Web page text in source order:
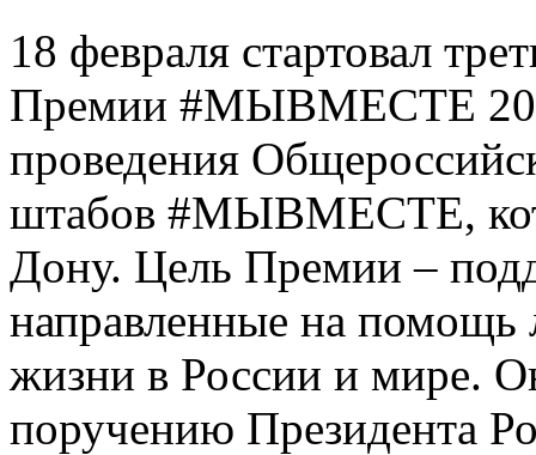
18 февраля стартовал
Премии #МЫВМЕСТЕ
проведения
штабов #МЫВМЕСТЕ,
Дону. Цель Премии –
направленные на помощь
жизни в России и мире.
поручению Президента